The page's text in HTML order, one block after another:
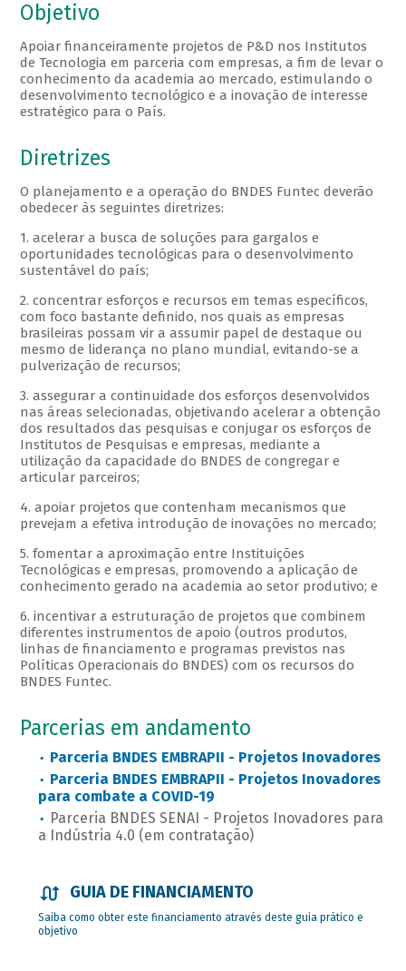
Objetivo
Apoiar financeiramente projetos de P&D nos Institutos
de Tecnologia em parceria com empresas, a fim de levar o
conhecimento da academia ao mercado, estimulando o
desenvolvimento tecnológico e a inovação de interesse
estratégico para o País.
Diretrizes
O planejamento e a operação do BNDES Funtec deverão
obedecer às seguintes diretrizes:
1. acelerar a busca de soluções para gargalos e
oportunidades tecnológicas para o desenvolvimento
sustentável do país;
2. concentrar esforços e recursos em temas específicos,
com foco bastante definido, nos quais as empresas
brasileiras possam vir a assumir papel de destaque ou
mesmo de liderança no plano mundial, evitando-se a
pulverização de recursos;
3. assegurar a continuidade dos esforços desenvolvidos
nas áreas selecionadas, objetivando acelerar a obtenção
dos resultados das pesquisas e conjugar os esforços de
Institutos de Pesquisas e empresas, mediante a
utilização da capacidade do BNDES de congregar e
articular parceiros;
4. apoiar projetos que contenham mecanismos que
prevejam a efetiva introdução de inovações no mercado;
5. fomentar a aproximação entre Instituições
Tecnológicas e empresas, promovendo a aplicação de
conhecimento gerado na academia ao setor produtivo; e
6. incentivar a estruturação de projetos que combinem
diferentes instrumentos de apoio (outros produtos,
linhas de financiamento e programas previstos nas
Políticas Operacionais do BNDES) com os recursos do
BNDES Funtec.
Parcerias em andamento
Parceria BNDES EMBRAPII - Projetos Inovadores
Parceria BNDES EMBRAPII - Projetos Inovadores
para combate a COVID-19
Parceria BNDES SENAI - Projetos Inovadores para
a Indústria 4.0 (em contratação)
GUIA DE FINANCIAMENTO
Saiba como obter este financiamento através deste guia prático e
objetivo